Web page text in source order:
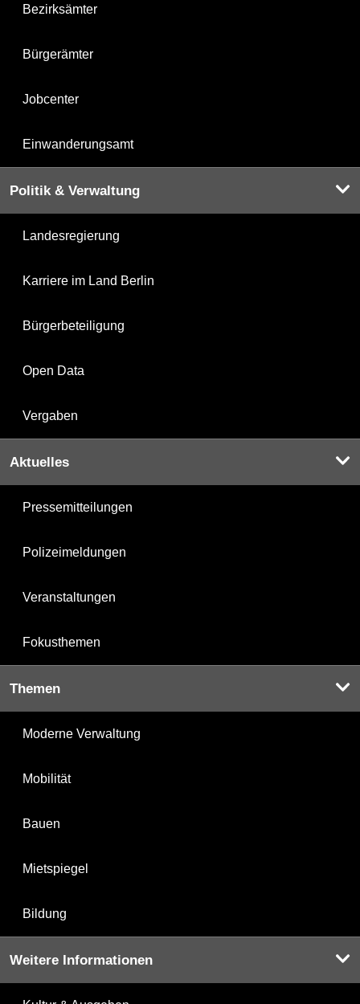
Bezirksämter
Bürgerämter
Jobcenter
Einwanderungsamt
Politik & Verwaltung
Landesregierung
Karriere im Land Berlin
Bürgerbeteiligung
Open Data
Vergaben
Aktuelles
Pressemitteilungen
Polizeimeldungen
Veranstaltungen
Fokusthemen
Themen
Moderne Verwaltung
Mobilität
Bauen
Mietspiegel
Bildung
Weitere Informationen